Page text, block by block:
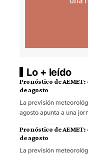
Lo + leído
Pronóstico de
de agosto
La previsión
agosto apunta a una
Pronóstico de
de agosto
La previsión